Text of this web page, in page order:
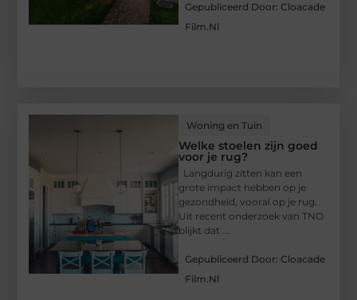
Gepubliceerd Door: Cloacade
Film.nl
Woning en Tuin
Welke stoelen zijn goed
voor je rug?
Langdurig zitten kan een
grote impact hebben op je
gezondheid, vooral op je rug.
Uit recent onderzoek van TNO
blijkt dat ...
Gepubliceerd Door: Cloacade
Film.nl